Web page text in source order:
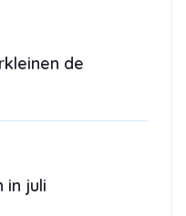
de
in juli